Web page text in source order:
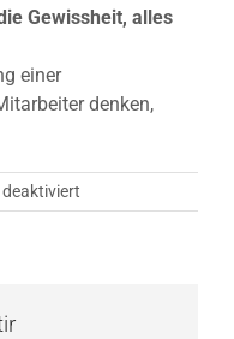
Gewissheit, alles
einer
denken,
Ein